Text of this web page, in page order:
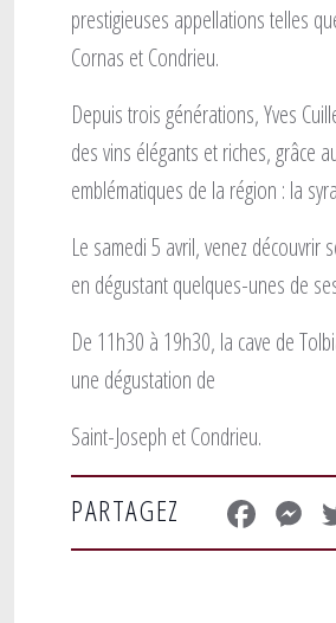
prestigieuses appellations telles
Cornas et Condrieu.
Depuis trois générations, Yves
des vins élégants et riches, grâce
emblématiques de la région : la
Le samedi 5 avril, venez découvrir
en dégustant quelques-unes de
De 11h30 à 19h30, la cave de
une dégustation de
Saint-Joseph et Condrieu.
PARTAGEZ